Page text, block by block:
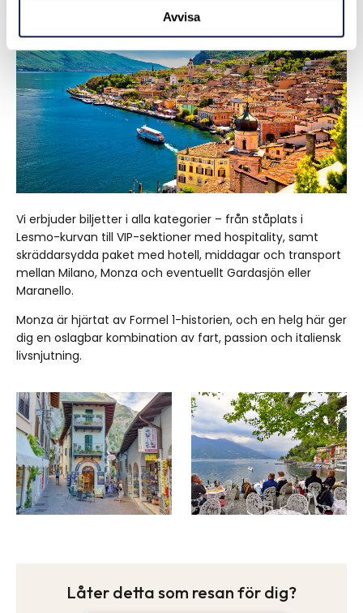
Avvisa
Vi erbjuder biljetter i alla kategorier – från ståplats i
Lesmo-kurvan till VIP-sektioner med hospitality, samt
skräddarsydda paket med hotell, middagar och transport
mellan Milano, Monza och eventuellt Gardasjön eller
Maranello.
Monza är hjärtat av Formel 1-historien, och en helg här ger
dig en oslagbar kombination av fart, passion och italiensk
livsnjutning.
Låter detta som resan för dig?